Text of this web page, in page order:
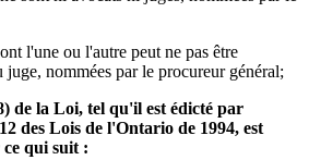
l'une ou l'autre peut ne pas être
juge, nommées par le procureur général;
de la Loi, tel qu'il est édicté par
des Lois de l'Ontario de 1994, est
qui suit :